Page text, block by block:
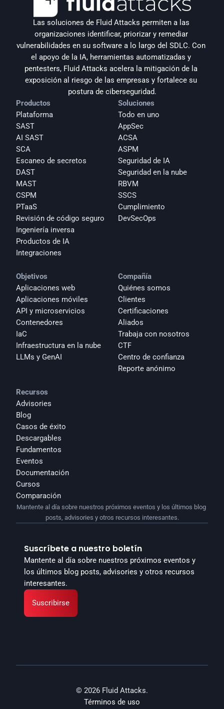
Las soluciones de Fluid Attacks permiten a las
organizaciones identificar, priorizar y remediar
vulnerabilidades en su software a lo largo del SDLC. Con
el apoyo de la IA, herramientas automatizadas y
pentesters, Fluid Attacks acelera la mitigación de la
exposición al riesgo de las empresas y fortalece su
postura de ciberseguridad.
Productos
Plataforma
SAST
AI SAST
SCA
Escaneo de secretos
DAST
MAST
CSPM
PTaaS
Revisión de código seguro
Ingeniería inversa
Productos de IA
Integraciones
Soluciones
Todo en uno
AppSec
ACSA
ASPM
Seguridad de IA
Seguridad en la nube
RBVM
SSCS
Cumplimiento
DevSecOps
Objetivos
Aplicaciones web
Aplicaciones móviles
API y microservicios
Contenedores
IaC
Infraestructura en la nube
LLMs y GenAI
Compañía
Quiénes somos
Clientes
Certificaciones
Aliados
Trabaja con nosotros
CTF
Centro de confianza
Reporte anónimo
Recursos
Advisories
Blog
Casos de éxito
Descargables
Fundamentos
Eventos
Documentación
Cursos
Comparación
Suscríbete a nuestro boletín
Mantente al día sobre nuestros próximos eventos y
los últimos blog posts, advisories y otros recursos
interesantes.
Suscribirse
Mantente al día sobre nuestros próximos eventos y los últimos blog
posts, advisories y otros recursos interesantes.
© 2026 Fluid Attacks.
Términos de uso